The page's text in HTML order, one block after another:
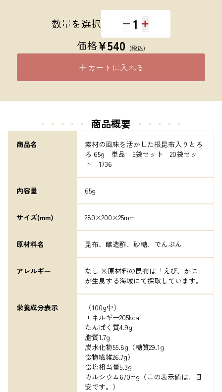
数量を選択 1
価格¥540 (税込)
カートに入れる
・・・・・ 商品概要 ・・・・・
商品名
素材の風味を活かした根昆布入りとろ
ろ 65g　単品　5袋セット　20袋セッ
ト　1736
内容量 65g
サイズ(mm) 280×200×25mm
原材料名 昆布、醸造酢、砂糖、でんぷん
アレルギー
なし ※原材料の昆布は「えび、かに」
が生息する海域にて採取しています。
栄養成分表示
（100g中）
エネルギー205kcai
たんぱく質4.9g
脂質1.7g
炭水化物55.8g（糖質29.1g
食物繊維26.7g）
食塩相当量5.3g
カルシウム670mg（この表示値は、目
安です。）